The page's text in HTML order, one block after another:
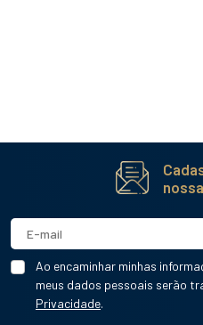
Ao encaminhar minhas
meus dados pessoais serão
Privacidade.